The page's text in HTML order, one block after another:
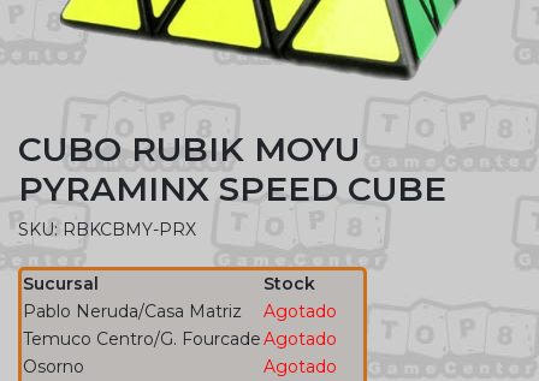
CUBO RUBIK MOYU
PYRAMINX SPEED CUBE
SKU: RBKCBMY-PRX
Sucursal
Stock
Pablo Neruda/Casa Matriz
Agotado
Temuco Centro/G. FourcadeAgotado
Osorno
Agotado